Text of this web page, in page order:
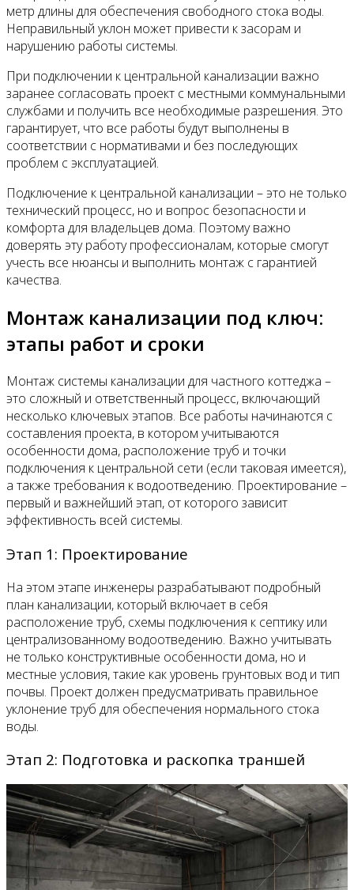
метр длины для обеспечения свободного стока воды.
Неправильный уклон может привести к засорам и
нарушению работы системы.
При подключении к центральной канализации важно
заранее согласовать проект с местными коммунальными
службами и получить все необходимые разрешения. Это
гарантирует, что все работы будут выполнены в
соответствии с нормативами и без последующих
проблем с эксплуатацией.
Подключение к центральной канализации – это не только
технический процесс, но и вопрос безопасности и
комфорта для владельцев дома. Поэтому важно
доверять эту работу профессионалам, которые смогут
учесть все нюансы и выполнить монтаж с гарантией
качества.
Монтаж канализации под ключ:
этапы работ и сроки
Монтаж системы канализации для частного коттеджа –
это сложный и ответственный процесс, включающий
несколько ключевых этапов. Все работы начинаются с
составления проекта, в котором учитываются
особенности дома, расположение труб и точки
подключения к центральной сети (если таковая имеется),
а также требования к водоотведению. Проектирование –
первый и важнейший этап, от которого зависит
эффективность всей системы.
Этап 1: Проектирование
На этом этапе инженеры разрабатывают подробный
план канализации, который включает в себя
расположение труб, схемы подключения к септику или
централизованному водоотведению. Важно учитывать
не только конструктивные особенности дома, но и
местные условия, такие как уровень грунтовых вод и тип
почвы. Проект должен предусматривать правильное
уклонение труб для обеспечения нормального стока
воды.
Этап 2: Подготовка и раскопка траншей